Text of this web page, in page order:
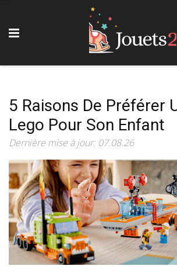
5 Raisons De Préférer
Lego Pour Son Enfant
Dernière mise à jour: 07.08.26